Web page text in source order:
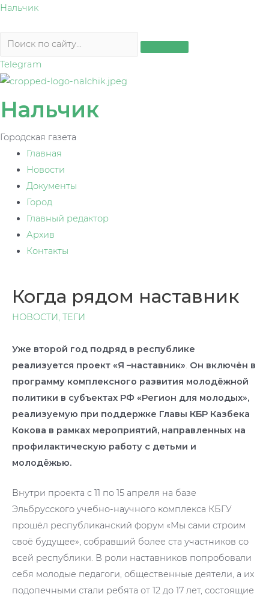
Перейти
содержимому
Нальчик
Telegram
Нальчик
Городская газета
Главная
Новости
Документы
Город
Главный редактор
Архив
Контакты
Когда рядом наставник
НОВОСТИ, ТЕГИ
Уже второй год подряд в республике
реализуется проект «Я –наставник». Он включён в
программу комплексного развития молодёжной
политики в субъектах РФ «Регион для молодых»,
реализуемую при поддержке Главы КБР Казбека
Кокова в рамках мероприятий, направленных на
профилактическую работу с детьми и
молодёжью.
Внутри проекта с 11 по 15 апреля на базе
Эльбрусского учебно-научного комплекса КБГУ
прошёл республиканский форум «Мы сами строим
своё будущее», собравший более ста участников со
всей республики. В роли наставников попробовали
себя молодые педагоги, общественные деятели, а их
подопечными стали ребята от 12 до 17 лет, состоящие